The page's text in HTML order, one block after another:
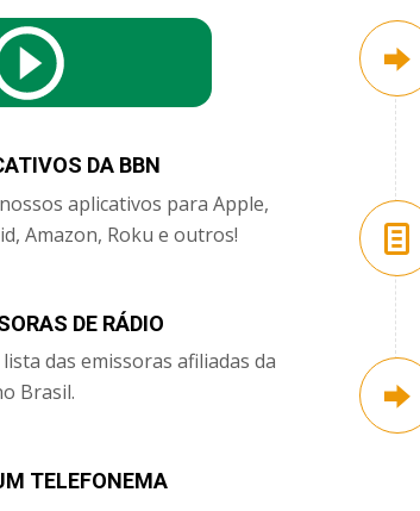
DA BBN
aplicativos para Apple,
Amazon, Roku e outros!
DE RÁDIO
lista das emissoras afiliadas da
Brasil.
TELEFONEMA